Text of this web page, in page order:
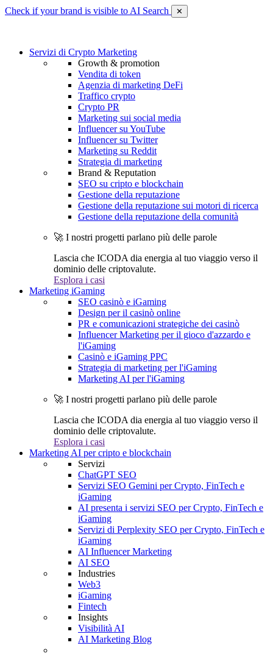
Check if your brand is visible to AI Search ✕
Servizi di Crypto Marketing
Growth & promotion
Vendita di token
Agenzia di marketing DeFi
Traffico crypto
Crypto PR
Marketing sui social media
Influencer su YouTube
Influencer su Twitter
Marketing su Reddit
Strategia di marketing
Brand & Reputation
SEO su cripto e blockchain
Gestione della reputazione
Gestione della reputazione sui motori di ricerca
Gestione della reputazione della comunità
🚀 I nostri progetti parlano più delle parole
Lascia che ICODA dia energia al tuo viaggio verso il
dominio delle criptovalute.
Esplora i casi
Marketing iGaming
SEO casinò e iGaming
Design per il casinò online
PR e comunicazioni strategiche dei casinò
Influencer Marketing per il gioco d'azzardo e
l'iGaming
Casinò e iGaming PPC
Strategia di marketing per l'iGaming
Marketing AI per l'iGaming
🚀 I nostri progetti parlano più delle parole
Lascia che ICODA dia energia al tuo viaggio verso il
dominio delle criptovalute.
Esplora i casi
Marketing AI per cripto e blockchain
Servizi
ChatGPT SEO
Servizi SEO Gemini per Crypto, FinTech e
iGaming
AI presenta i servizi SEO per Crypto, FinTech e
iGaming
Servizi di Perplexity SEO per Crypto, FinTech e
iGaming
AI Influencer Marketing
AI SEO
Industries
Web3
iGaming
Fintech
Insights
Visibilità AI
AI Marketing Blog